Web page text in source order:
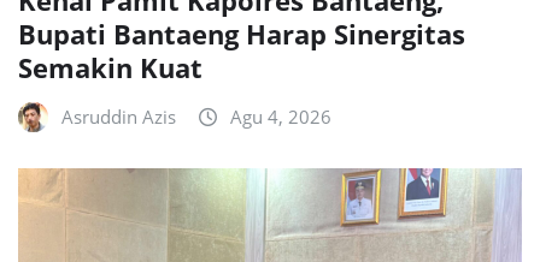
Bupati Bantaeng Harap Sinergitas
Semakin Kuat
Asruddin Azis Agu 4, 2026